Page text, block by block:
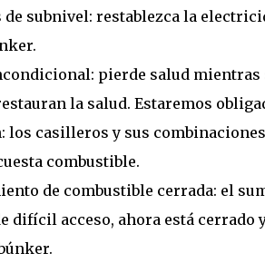
de subnivel: restablezca la
pierde salud
la salud. Estaremos
los casilleros y sus
combustible.
de combustible cerrada: el
difícil acceso, ahora está